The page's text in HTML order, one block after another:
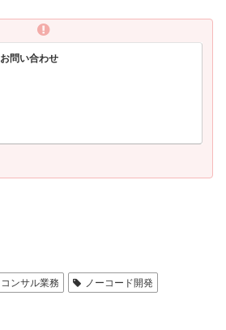
お問い合わせ
コンサル業務
ノーコード開発